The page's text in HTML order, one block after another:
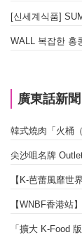
[신세계식품]
廣東話新聞
【WNBF香港站
「擴大 K-Food